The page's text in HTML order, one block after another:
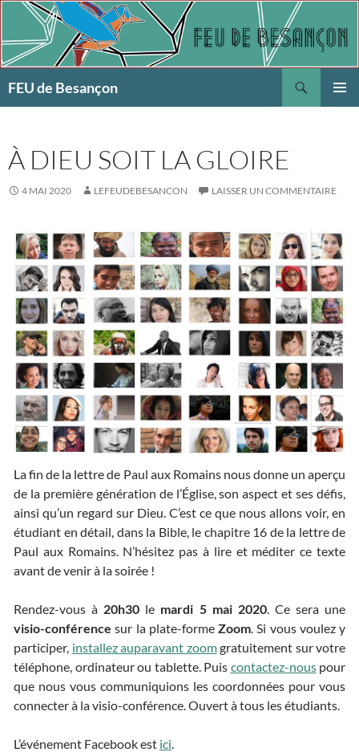
Aller
contenu
FEU de Besançon
À DIEU SOIT LA GLOIRE
4 MAI 2020 LEFEUDEBESANCON LAISSER UN COMMENTAIRE
La fin de la lettre de Paul aux Romains nous donne un aperçu
de la première génération de l’Église, son aspect et ses défis,
ainsi qu’un regard sur Dieu. C’est ce que nous allons voir, en
étudiant en détail, dans la Bible, le chapitre 16 de la lettre de
Paul aux Romains. N’hésitez pas à lire et méditer ce texte
avant de venir à la soirée !
Rendez-vous à 20h30 le mardi 5 mai 2020. Ce sera une
visio-conférence sur la plate-forme Zoom . Si vous voulez y
participer, installez auparavant zoomgratuitement sur votre
téléphone, ordinateur ou tablette. Puis contactez-nouspour
que nous vous communiquions les coordonnées pour vous
connecter à la visio-conférence. Ouvert à tous les étudiants.
L’événement Facebook est ici